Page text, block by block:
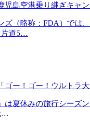
児島空港乗り継ぎキャ
ズ（略称：FDA）では
片道5…
ー！ゴー！ウルトラ
は夏休みの旅行シーズ
…